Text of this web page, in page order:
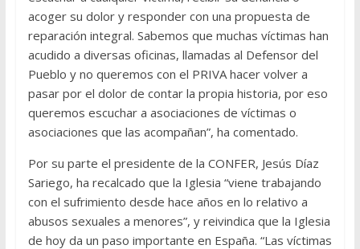
acoger su dolor y responder con una propuesta de
reparación integral. Sabemos que muchas víctimas han
acudido a diversas oficinas, llamadas al Defensor del
Pueblo y no queremos con el PRIVA hacer volver a
pasar por el dolor de contar la propia historia, por eso
queremos escuchar a asociaciones de víctimas o
asociaciones que las acompañan”, ha comentado.
Por su parte el presidente de la CONFER, Jesús Díaz
Sariego, ha recalcado que la Iglesia “viene trabajando
con el sufrimiento desde hace años en lo relativo a
abusos sexuales a menores”, y reivindica que la Iglesia
de hoy da un paso importante en España. “Las víctimas